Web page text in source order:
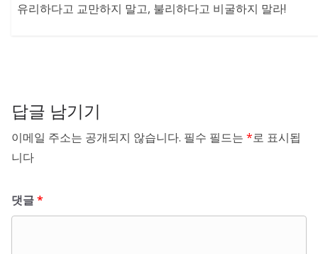
유리하다고 교만하지 말고, 불리하다고 비굴하지 말라!
답글 남기기
이메일 주소는 공개되지 않습니다. 필수 필드는 *로 표시됩
니다
댓글*